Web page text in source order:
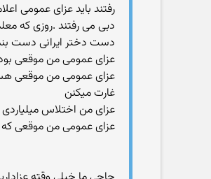
رفتند باید عزای عمومی
دبی می رفتند .روزی که
دست دختر ایرانی دست
عزای عمومی من موقعی
عزای عمومی من موقعی
غارت ميكنن
عزای من اختلاس میلیاردی
عزای عمومی من موقعی که یک پرایدو ۲۰تومان فرو میکنن به ملت و ۳/